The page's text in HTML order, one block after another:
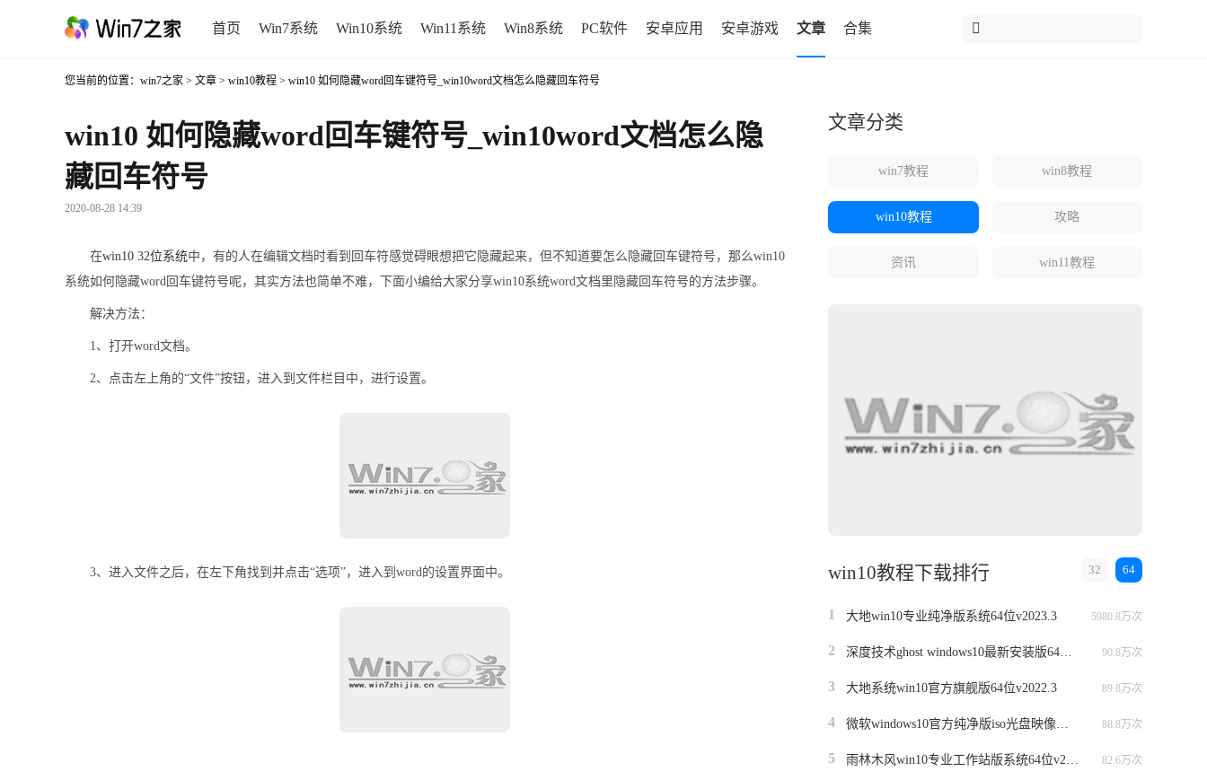
首页 Win7系统 Win10系统 Win11系统 Win8系统 PC软件 安卓应用 安卓游戏 文章 合集
您当前的位置： win7之家 > 文章 > win10教程 > win10 如何隐藏word回车键符号_win10word文档怎么隐藏回车符号
win10 如何隐藏word回车键符号_win10word文档怎么隐
藏回车符号
2020-08-28 14:39
在win10 32位系统中，有的人在编辑文档时看到回车符感觉碍眼想把它隐藏起来，但不知道要怎么隐藏回车键符号，那么win10
系统如何隐藏word回车键符号呢，其实方法也简单不难，下面小编给大家分享win10系统word文档里隐藏回车符号的方法步骤。
解决方法：
1、打开word文档。
2、点击左上角的“文件”按钮，进入到文件栏目中，进行设置。
3、进入文件之后，在左下角找到并点击“选项”，进入到word的设置界面中。
文章分类
win7教程 win8教程
win10教程 攻略
资讯 win11教程
win10教程下载排行 64
32
1 大地win10专业纯净版系统64位v2023.3 5980.8万次
2 90.8万次
3 大地系统win10官方旗舰版64位v2022.3 89.8万次
4 88.8万次
5 82.6万次